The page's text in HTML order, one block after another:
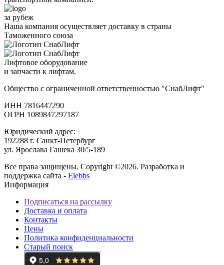
за рубеж
Наша компания осуществляет доставку в страны
Таможенного союза
Лифтовое оборудование
и запчасти к лифтам.
Общество с ограниченной ответственностью "СнабЛифт"
ИНН 7816447290
ОГРН 1089847297187
Юридический адрес:
192288 г. Санкт-Петербург
ул. Ярослава Гашека 30/5-189
Все права защищены. Copyright ©2026. Разработка и
поддержка сайта - Elebbs
Информация
Подписаться на рассылку
Доставка и оплата
Контакты
Цены
Политика конфиденциальности
Старый поиск